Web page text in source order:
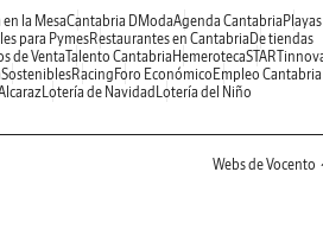
la MesaCantabria DModaAgenda Cantabria Playas
para PymesRestaurantes en Cantabria De tiendas
de VentaTalento Cantabria Hemeroteca
SosteniblesRacing Foro Económico Empleo Cantabria
Lotería de Navidad Lotería del Niño
Webs de Vocento